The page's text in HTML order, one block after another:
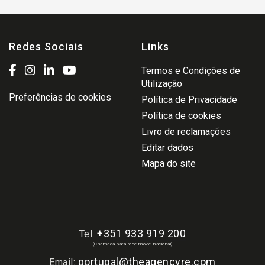
Redes Sociais
Preferências de cookies
Links
Termos e Condições de
Utilização
Política de Privacidade
Política de cookies
Livro de reclamações
Editar dados
Mapa do site
Tel:+351 933 919 200
(Chamada para rede móvel nacional)
Email: portugal@theagencyre.com